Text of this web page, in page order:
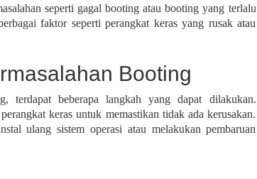
seperti gagal booting atau booting yang terlalu
faktor seperti perangkat keras yang rusak atau
Booting
terdapat beberapa langkah yang dapat dilakukan.
keras untuk memastikan tidak ada kerusakan.
ulang sistem operasi atau melakukan pembaruan